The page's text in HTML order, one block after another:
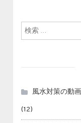
風水対策の動画
(12)